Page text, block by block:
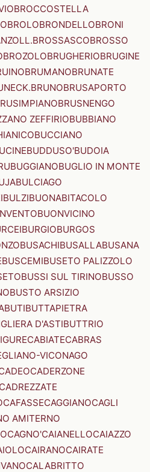
BROCCOSTELLA
BROLOBRONDELLOBRONI
BROSSASCOBROSSO
BROZOLOBRUGHERIOBRUGINE
BRUMANOBRUNATE
BRUNOBRUSAPORTO
BRUSNENGO
ZEFFIRIOBUBBIANO
BUCCIANO
BUDDUSO'BUDOIA
BUGGIANOBUGLIO IN MONTE
BULCIAGO
BULZIBUONABITACOLO
BUONVICINO
BURGIOBURGOS
BUSACHIBUSALLABUSANA
BUSCEMIBUSETO PALIZZOLO
BUSSI SUL TIRINOBUSSO
BUSTO ARSIZIO
BUTIBUTTAPIETRA
D'ASTIBUTTRIO
CABIATECABRAS
VICONAGO
CADERZONE
CADREZZATE
CAFASSECAGGIANOCAGLI
AMITERNO
CAGNO'CAIANELLOCAIAZZO
CAIRANOCAIRATE
CALABRITTO